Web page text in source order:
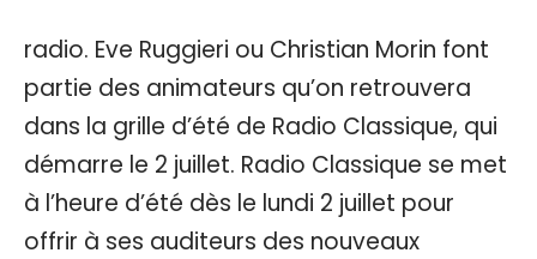
radio. Eve Ruggieri ou Christian Morin font
partie des animateurs qu’on retrouvera
dans la grille d’été de Radio Classique, qui
démarre le 2 juillet. Radio Classique se met
à l’heure d’été dès le lundi 2 juillet pour
offrir à ses auditeurs des nouveaux